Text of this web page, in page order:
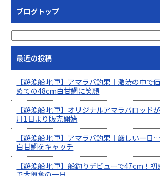
ブログトップ
最近の投稿
【遊漁船 地車】アマラバ釣果｜激渋の中で
めての48cm白甘鯛に笑顔
【遊漁船 地車】オリジナルアマラバロッド
月1日より販売開始
【遊漁船 地車】アマラバ釣果｜厳しい一
白甘鯛をキャッチ
【遊漁船 地車】船釣りデビューで47cm！